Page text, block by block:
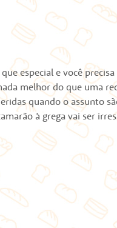
especial e você
melhor do que uma
quando o assunto
à grega vai ser